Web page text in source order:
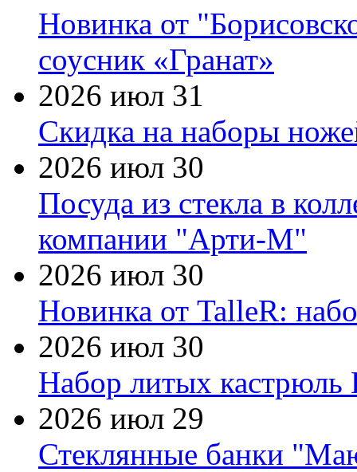
Новинка от
соусник «Гранат»
2026 июл 31
Скидка на наборы
2026 июл 30
Посуда из стекла в
компании "Арти-М"
2026 июл 30
Новинка от TalleR:
2026 июл 30
Набор литых кастрюль
2026 июл 29
Стеклянные банки